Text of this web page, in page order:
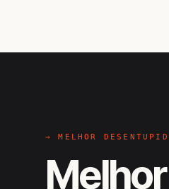
→ MELHOR